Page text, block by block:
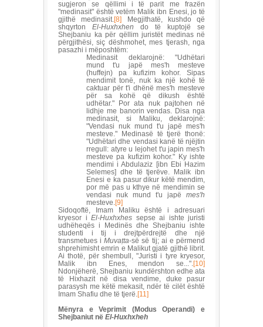
sugjeron se qëllimi i të parit me frazën
"medinasit" është vetëm Malik ibn Enesi, jo të
gjithë medinasit.[8] Megjithatë, kushdo që
shqyrton El-Huxhxhen do të kuptojë se
Shejbaniu ka për qëllim juristët medinas në
përgjithësi, siç dëshmohet, mes tjerash, nga
pasazhi i mëposhtëm:
Medinasit deklarojnë: "Udhëtari
mund t'u japë mes'h mesteve
(huffejn) pa kufizim kohor. Sipas
mendimit tonë, nuk ka një kohë të
caktuar për t'i dhënë mes'h mesteve
për sa kohë që dikush është
udhëtar." Por ata nuk pajtohen në
lidhje me banorin vendas. Disa nga
medinasit, si Maliku, deklarojnë:
"Vendasi nuk mund t'u japë mes'h
mesteve." Medinasë të tjerë thonë:
"Udhëtari dhe vendasi kanë të njëjtin
rregull: atyre u lejohet t'u japin mes'h
mesteve pa kufizim kohor." Ky ishte
mendimi i Abdulaziz [ibn Ebi Hazim
Selemes] dhe të tjerëve. Malik ibn
Enesi e ka pasur dikur këtë mendim,
por më pas u kthye në mendimin se
vendasi nuk mund t'u japë mes'h
mesteve.[9]
Sidoqoftë, Imam Maliku është i adresuari
kryesor i El-Huxhxhes sepse ai ishte juristi
udhëheqës i Medinës dhe Shejbaniu ishte
studenti i tij i drejtpërdrejtë dhe një
transmetues iMuvaṭta-së së tij; ai e përmend
shprehimisht emrin e Malikut gjatë gjithë librit.
Ai thotë, për shembull, "Juristi i tyre kryesor,
Malik ibn Enes, mendon se...".[10]
Ndonjëherë, Shejbaniu kundërshton edhe ata
të Hixhazit në disa vendime, duke pasur
parasysh me këtë mekasit, ndër të cilët është
Imam Shafiu dhe të tjerë.[11]
Mënyra e Veprimit (Modus Operandi) e
Shejbaniut në El-Huxhxheh